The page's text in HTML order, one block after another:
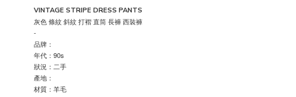
VINTAGE STRIPE DRESS PANTS
灰色 條紋 斜紋 打褶 直筒 長褲 西裝褲
-
品牌：
年代：90s
狀況：二手
產地：
材質：羊毛